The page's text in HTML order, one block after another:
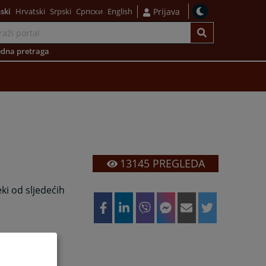
Hrvatski Srpski Српски English Prijava
pretraga
od sljedećih
13145PREGLEDA